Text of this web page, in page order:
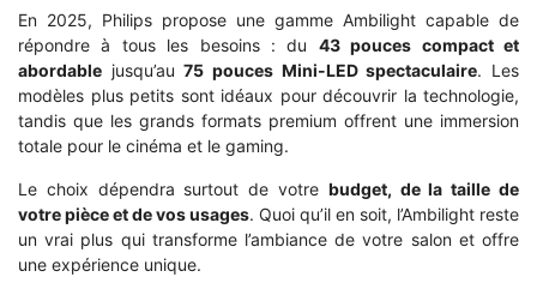
En 2025, Philips propose une gamme Ambilight capable de
répondre à tous les besoins : du 43 pouces compact et
abordable jusqu’au75 pouces Mini-LED spectaculaire. Les
modèles plus petits sont idéaux pour découvrir la technologie,
tandis que les grands formats premium offrent une immersion
totale pour le cinéma et le gaming.
Le choix dépendra surtout de votre budget, de la taille de
votre pièce et de vos usages. Quoi qu’il en soit, l’Ambilight reste
un vrai plus qui transforme l’ambiance de votre salon et offre
une expérience unique.